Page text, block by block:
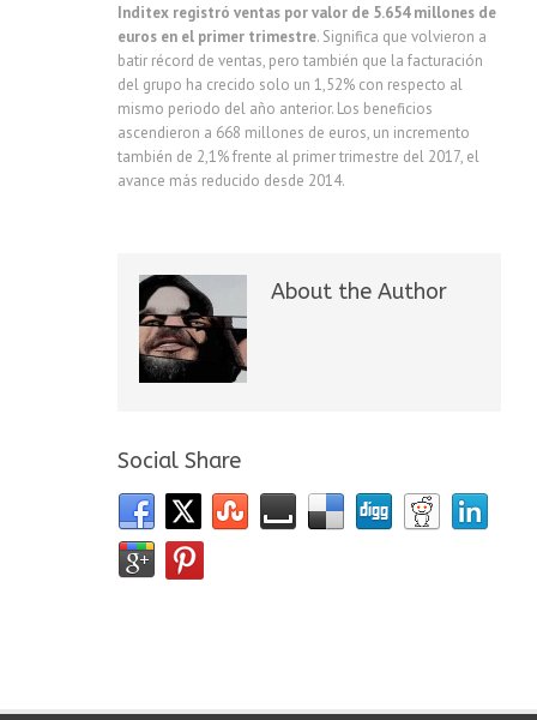
Inditex registró ventas por valor de 5.654 millones de
euros en el primer trimestre. Significa que volvieron a
batir récord de ventas, pero también que la facturación
del grupo ha crecido solo un 1,52% con respecto al
mismo periodo del año anterior. Los beneficios
ascendieron a 668 millones de euros, un incremento
también de 2,1% frente al primer trimestre del 2017, el
avance más reducido desde 2014.
About the Author
Social Share